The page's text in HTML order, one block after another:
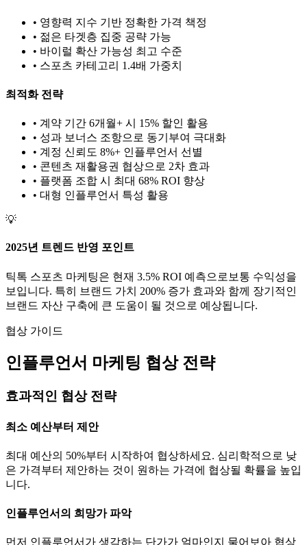
• 영향력 지수 기반 정확한 가격 책정
• 젊은 타겟층 집중 공략 가능
• 바이럴 확산 가능성 최고 수준
• 스포츠 카테고리 1.4배 가중치
최적화 전략
• 계약 기간 6개월+ 시 15% 할인 활용
• 성과 보너스 조항으로 동기부여 극대화
• 계정 신뢰도 8%+ 인플루언서 선별
• 콘텐츠 재활용권 협상으로 2차 효과
• 플랫폼 조합 시 최대 68% ROI 향상
• 대형 인플루언서 특성 활용
💡
2025년 트렌드 반영 포인트
틱톡 스포츠 마케팅은 현재 3.5% ROI 예측으로 보통 수익성을
보입니다. 특히 브랜드 가치
200% 증가 효과와 함께 장기적인
브랜드 자산 구축에 큰 도움이 될 것으로 예상됩니다.
협상 가이드
인플루언서 마케팅 협상 전략
효과적인 협상 전략
최소 예산부터 제안
최대 예산의 50%부터 시작하여 협상하세요. 심리학적으로 낮
은 가격부터 제안하는 것이 원하는 가격에 협상될 확률을 높입
니다.
인플루언서의 희망가 파악
먼저 인플루언서가 생각하는 단가가 얼마인지 물어보아 협상